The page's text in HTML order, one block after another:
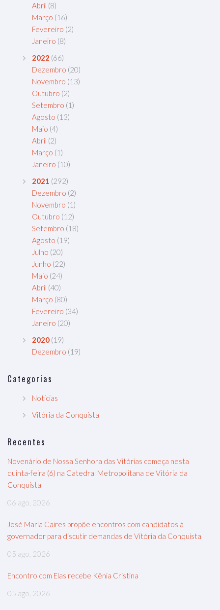
Abril (8)
Março (16)
Fevereiro (2)
Janeiro (8)
2022 (66)
Dezembro (20)
Novembro (13)
Outubro (2)
Setembro (1)
Agosto (13)
Maio (4)
Abril (2)
Março (1)
Janeiro (10)
2021 (292)
Dezembro (2)
Novembro (1)
Outubro (12)
Setembro (18)
Agosto (19)
Julho (20)
Junho (22)
Maio (24)
Abril (40)
Março (80)
Fevereiro (34)
Janeiro (20)
2020 (19)
Dezembro (19)
Categorias
Notícias
Vitória da Conquista
Recentes
Novenário de Nossa Senhora das Vitórias começa nesta
quinta-feira (6) na Catedral Metropolitana de Vitória da
Conquista
06 ago, 2026
José Maria Caires propõe encontros com candidatos à
governador para discutir demandas de Vitória da Conquista
05 ago, 2026
Encontro com Elas recebe Kênia Cristina
05 ago, 2026